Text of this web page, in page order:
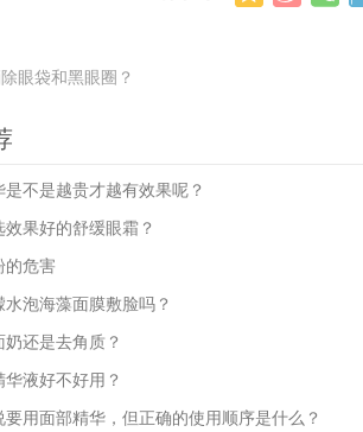
眼袋和黑眼圈？
是不是越贵才越有效果呢？
效果好的舒缓眼霜？
的危害
水泡海藻面膜敷脸吗？
奶还是去角质？
华液好不好用？
要用面部精华，但正确的使用顺序是什么？